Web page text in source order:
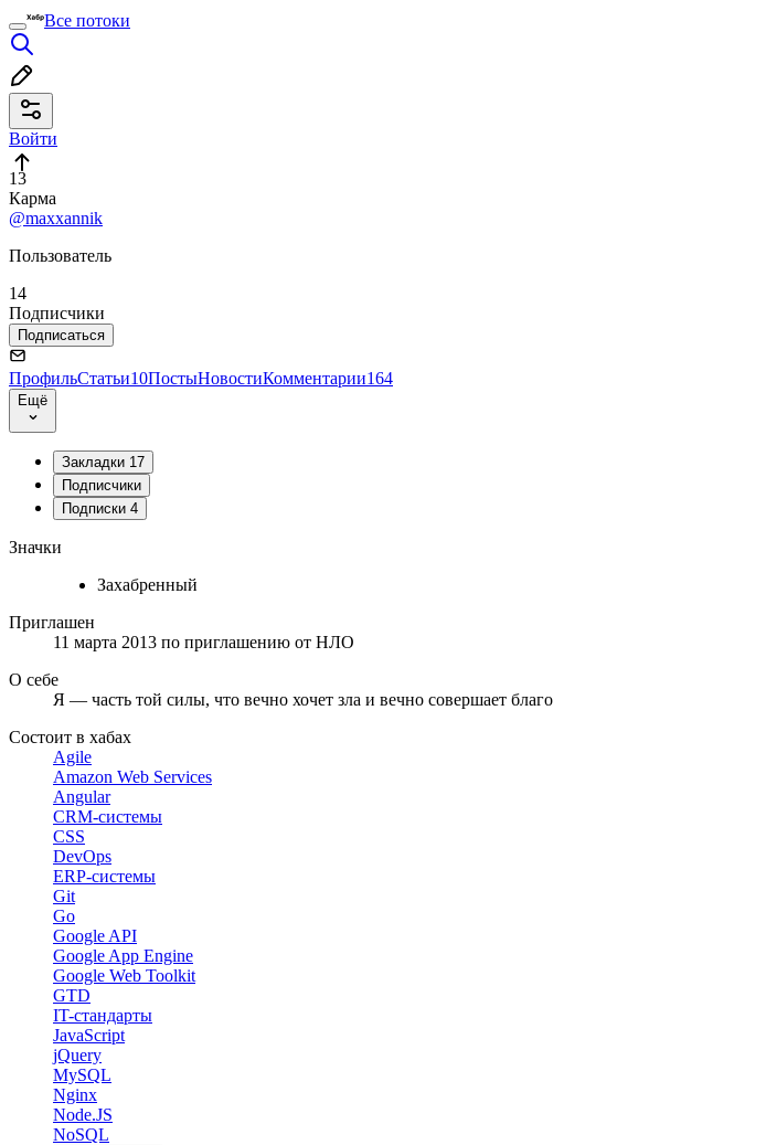
Все потоки
Войти
13
Карма
@maxxannik
Пользователь
14
Подписчики
Подписаться
ПрофильСтатьи10ПостыНовостиКомментарии164
Ещё
Закладки 17
Подписчики
Подписки 4
Значки
Захабренный
Приглашен
11 марта 2013 по приглашению от НЛО
О себе
Я — часть той силы, что вечно хочет зла и вечно совершает благо
Состоит в хабах
Agile
Amazon Web Services
Angular
CRM-системы
CSS
DevOps
ERP-системы
Git
Go
Google API
Google App Engine
Google Web Toolkit
GTD
IT-стандарты
JavaScript
jQuery
MySQL
Nginx
Node.JS
NoSQL